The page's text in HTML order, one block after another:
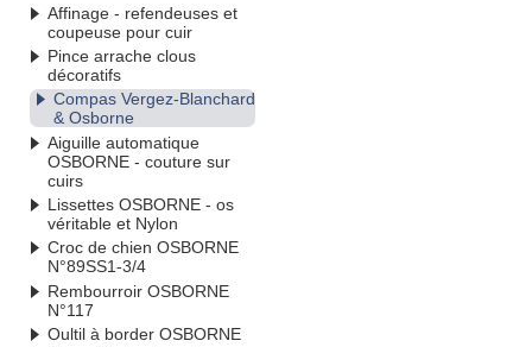
Affinage - refendeuses et
coupeuse pour cuir
Pince arrache clous
décoratifs
Compas Vergez-Blanchard
& Osborne
Aiguille automatique
OSBORNE - couture sur
cuirs
Lissettes OSBORNE - os
véritable et Nylon
Croc de chien OSBORNE
N°89SS1-3/4
Rembourroir OSBORNE
N°117
Oultil à border OSBORNE